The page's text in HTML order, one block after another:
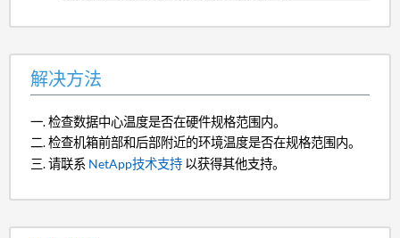
解决方法
检查数据中心温度是否在硬件规格范围内。
检查机箱前部和后部附近的环境温度是否在规格范围内。
请联系 NetApp技术支持 以获得其他支持。